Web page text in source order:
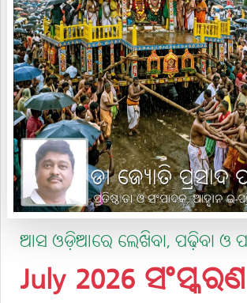
ଆସ ଓଡ଼ିଆରେ ଲେଖିବା, ପଢ଼ିବା ଓ
July 2026 ସଂସ୍କରଣ